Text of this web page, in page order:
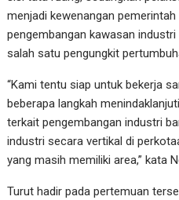
menjadi kewenangan
pengembangan kawasan
salah satu pengungkit
“Kami tentu siap untuk bekerja
beberapa langkah
terkait pengembangan industri
industri secara vertikal di
yang masih memiliki area,” kata
Turut hadir pada pertemuan